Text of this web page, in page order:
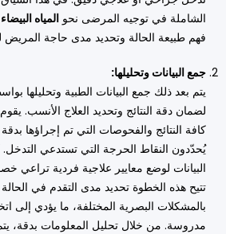
الشاملة في توجيه المرضى نحو المياه البيضاء
فهم طبيعة الحالة وتحديد مدى حاجة المريض
جمع البيانات وتحليلها:
يتم بعد ذلك جمع البيانات الطبية وتحليلها
لضمان دقة النتائج وتحديد العلاج الأنسب.
كافة النتائج والفحوصات التي تم إجراؤها
يُحدّدون النقاط الحرجة التي تستدعي
البيانات لوضع معايير علاجية فردية
تتيح هذه الخطوة تحديد مدى التقدم في
بالمشكلات البصرية المختلفة، ما يؤدي إلى
مدروسة. من خلال تحليل المعلومات بدقة،